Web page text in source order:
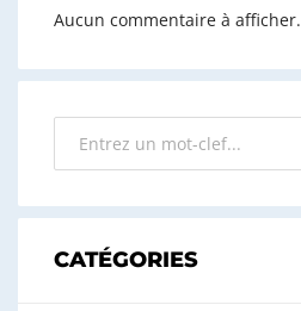
Aucun commentaire à afficher.
CATÉGORIES